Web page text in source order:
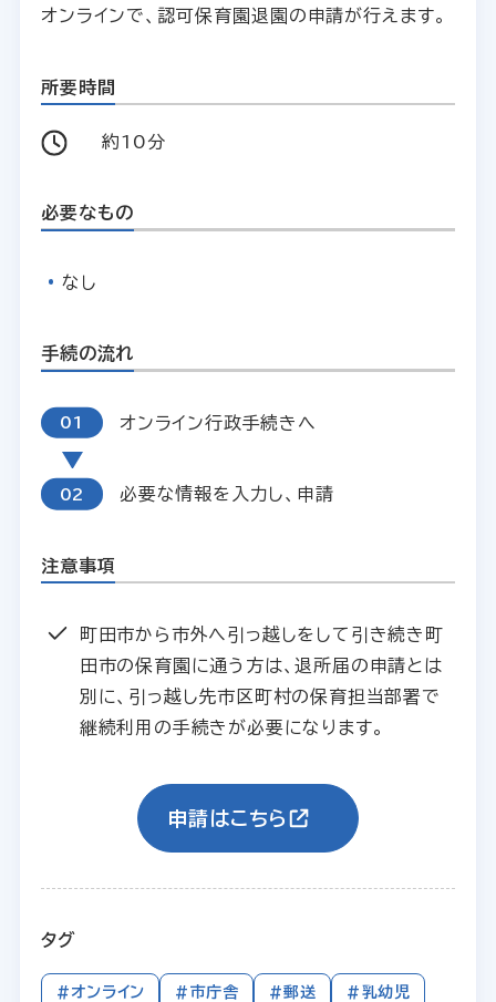
オンラインで、認可保育園退園の申請が行えます。
所要時間
約10分
必要なもの
なし
手続の流れ
オンライン行政手続きへ
必要な情報を入力し、申請
注意事項
町田市から市外へ引っ越しをして引き続き町
田市の保育園に通う方は、退所届の申請とは
別に、引っ越し先市区町村の保育担当部署で
継続利用の手続きが必要になります。
申請はこちら
タグ
#オンライン #市庁舎 #郵送 #乳幼児